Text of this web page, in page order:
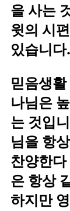
을 사는
윗의 시
있습니다.
믿음생
나님은
는 것입
님을 항
찬양한
은 항상
하지만